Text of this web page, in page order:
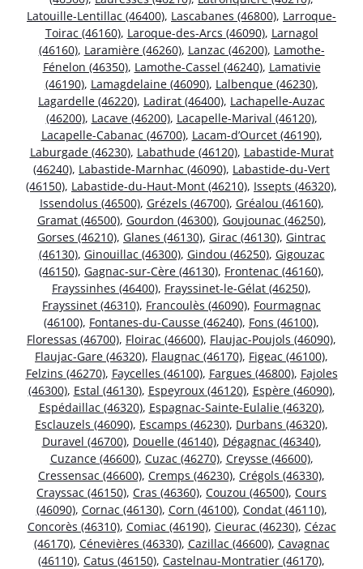
Latouille-Lentillac (46400), Lascabanes (46800), Larroque-
Toirac (46160), Laroque-des-Arcs (46090), Larnagol
(46160), Laramière (46260), Lanzac (46200), Lamothe-
Fénelon (46350), Lamothe-Cassel (46240), Lamativie
(46190), Lamagdelaine (46090), Lalbenque (46230),
Lagardelle (46220), Ladirat (46400), Lachapelle-Auzac
(46200), Lacave (46200), Lacapelle-Marival (46120),
Lacapelle-Cabanac (46700), Lacam-d’Ourcet (46190),
Laburgade (46230), Labathude (46120), Labastide-Murat
(46240), Labastide-Marnhac (46090), Labastide-du-Vert
(46150), Labastide-du-Haut-Mont (46210), Issepts (46320),
Issendolus (46500), Grézels (46700), Gréalou (46160),
Gramat (46500), Gourdon (46300), Goujounac (46250),
Gorses (46210), Glanes (46130), Girac (46130), Gintrac
(46130), Ginouillac (46300), Gindou (46250), Gigouzac
(46150), Gagnac-sur-Cère (46130), Frontenac (46160),
Frayssinhes (46400), Frayssinet-le-Gélat (46250),
Frayssinet (46310), Francoulès (46090), Fourmagnac
(46100), Fontanes-du-Causse (46240), Fons (46100),
Floressas (46700), Floirac (46600), Flaujac-Poujols (46090),
Flaujac-Gare (46320), Flaugnac (46170), Figeac (46100),
Felzins (46270), Faycelles (46100), Fargues (46800), Fajoles
(46300), Estal (46130), Espeyroux (46120), Espère (46090),
Espédaillac (46320), Espagnac-Sainte-Eulalie (46320),
Esclauzels (46090), Escamps (46230), Durbans (46320),
Duravel (46700), Douelle (46140), Dégagnac (46340),
Cuzance (46600), Cuzac (46270), Creysse (46600),
Cressensac (46600), Cremps (46230), Crégols (46330),
Crayssac (46150), Cras (46360), Couzou (46500), Cours
(46090), Cornac (46130), Corn (46100), Condat (46110),
Concorès (46310), Comiac (46190), Cieurac (46230), Cézac
(46170), Cénevières (46330), Cazillac (46600), Cavagnac
(46110), Catus (46150), Castelnau-Montratier (46170),